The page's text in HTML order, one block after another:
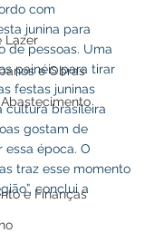
Lazer
e Obras
e Finanças
com
junina para
de pessoas. Uma
painéis para tirar
festas juninas
cultura brasileira
gostam de
época. O
traz esse momento
conclui a